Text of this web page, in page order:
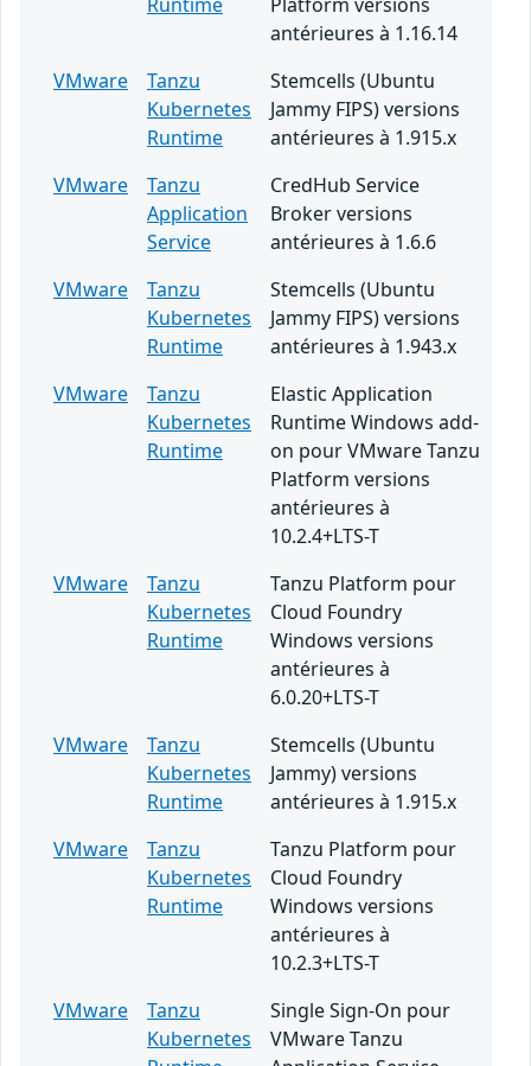
antérieures à 1.16.14
VMware
Tanzu
Kubernetes
Runtime
Stemcells (Ubuntu
Jammy FIPS) versions
antérieures à 1.915.x
VMware
Tanzu
Application
Service
CredHub Service
Broker versions
antérieures à 1.6.6
VMware
Tanzu
Kubernetes
Runtime
Stemcells (Ubuntu
Jammy FIPS) versions
antérieures à 1.943.x
VMware
Tanzu
Kubernetes
Runtime
Elastic Application
Runtime Windows add-
on pour VMware Tanzu
Platform versions
antérieures à
10.2.4+LTS-T
VMware
Tanzu
Kubernetes
Runtime
Tanzu Platform pour
Cloud Foundry
Windows versions
antérieures à
6.0.20+LTS-T
VMware
Tanzu
Kubernetes
Runtime
Stemcells (Ubuntu
Jammy) versions
antérieures à 1.915.x
VMware
Tanzu
Kubernetes
Runtime
Tanzu Platform pour
Cloud Foundry
Windows versions
antérieures à
10.2.3+LTS-T
VMware
Tanzu
Kubernetes
Single Sign-On pour
VMware Tanzu